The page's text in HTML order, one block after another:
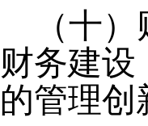
（十
财务建
的管理创